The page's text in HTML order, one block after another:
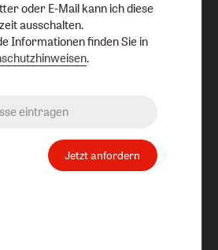
oder E-Mail kann ich diese
ausschalten.
Informationen finden Sie in
.
Jetzt anfordern